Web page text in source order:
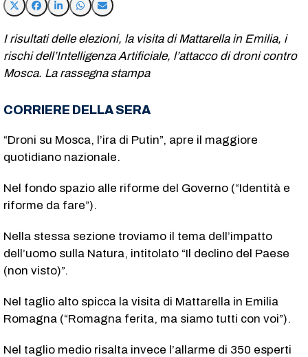
I risultati delle elezioni, la visita di Mattarella in Emilia, i
rischi dell’Intelligenza Artificiale, l’attacco di droni contro
Mosca. La rassegna stampa
CORRIERE DELLA SERA
“Droni su Mosca, l’ira di Putin”, apre il maggiore
quotidiano nazionale.
Nel fondo spazio alle riforme del Governo (“Identità e
riforme da fare”).
Nella stessa sezione troviamo il tema dell’impatto
dell’uomo sulla Natura, intitolato “Il declino del Paese
(non visto)”.
Nel taglio alto spicca la visita di Mattarella in Emilia
Romagna (“Romagna ferita, ma siamo tutti con voi”).
Nel taglio medio risalta invece l’allarme di 350 esperti